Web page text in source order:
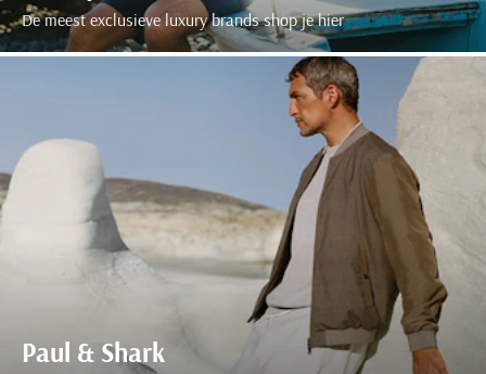
De meest exclusieve luxury brands shop je hier
Paul & Shark